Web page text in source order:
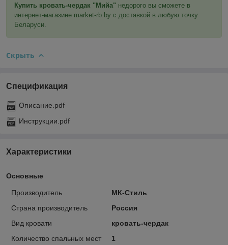
Купить кровать-чердак "Мийа" недорого вы сможете в
интернет-магазине market-rb.by с доставкой в любую точку
Беларуси.
Скрыть
Спецификация
Описание.pdf
Инструкции.pdf
Характеристики
Основные
Производитель
МК-Стиль
Страна производитель
Россия
Вид кровати
кровать-чердак
Количество спальных мест
1